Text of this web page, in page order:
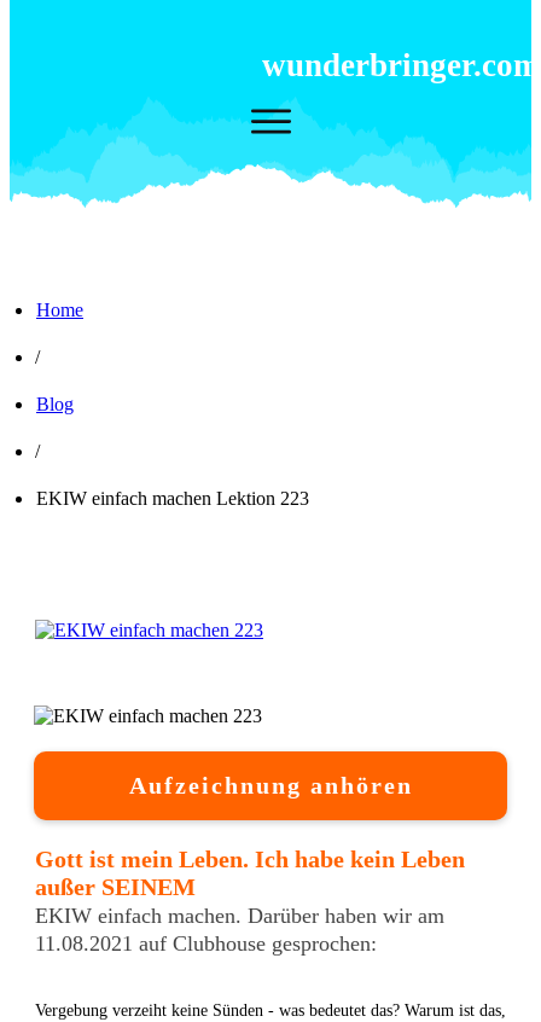
wunderbringer.com
Home
/
Blog
/
EKIW einfach machen Lektion 223
Aufzeichnung anhören
Gott ist mein Leben. Ich habe kein Leben
außer SEINEM
EKIW einfach machen. Darüber haben wir am
11.08.2021 auf Clubhouse gesprochen:
Vergebung verzeiht keine Sünden - was bedeutet das? Warum ist das,